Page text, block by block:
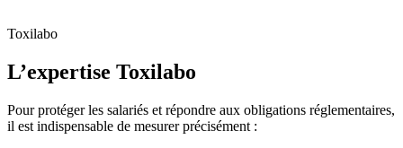
Toxilabo
L’expertise Toxilabo
Pour protéger les salariés et répondre aux obligations réglementaires,
il est indispensable de mesurer précisément :